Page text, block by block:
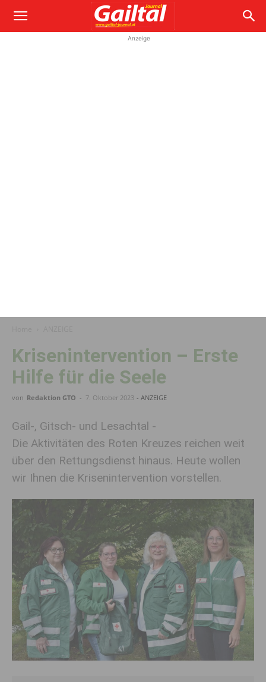
Anzeige
Krisenintervention – Erste
Hilfe für die Seele
von Redaktion GTO - 7. Oktober 2023 - ANZEIGE
Gail-, Gitsch- und Lesachtal -
Die Aktivitäten des Roten Kreuzes reichen weit
über den Rettungsdienst hinaus. Heute wollen
wir Ihnen die Krisenintervention vorstellen.